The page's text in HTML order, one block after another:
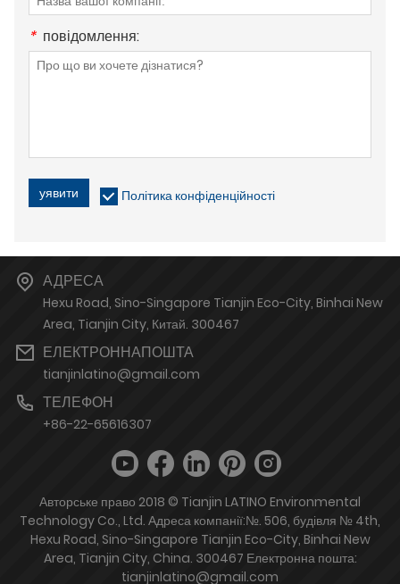
* повідомлення:
уявити Політика конфіденційності
АДРЕСА
Hexu Road, Sino-Singapore Tianjin Eco-City, Binhai New
Area, Tianjin City, Китай. 300467
ЕЛЕКТРОННАПОШТА
tianjinlatino@gmail.com
ТЕЛЕФОН
+86-22-65616307
Авторське право 2018 © Tianjin LATINO Environmental
Technology Co., Ltd. Адреса компанії:№. 506, будівля № 4th,
Hexu Road, Sino-Singapore Tianjin Eco-City, Binhai New
Area, Tianjin City, China. 300467 Електронна пошта:
tianjinlatino@gmail.com